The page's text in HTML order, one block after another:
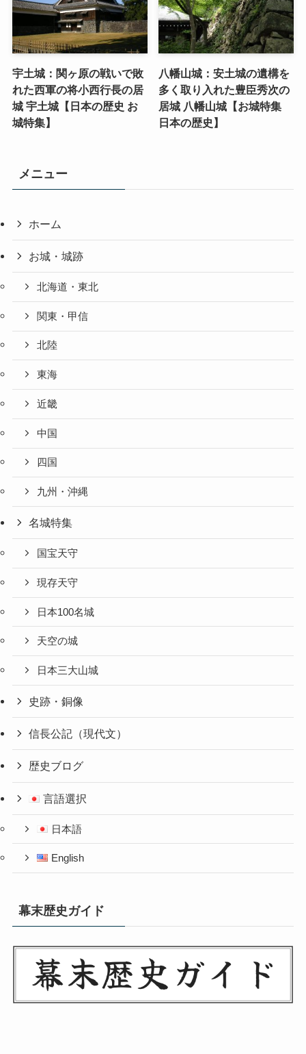
宇土城：関ヶ原の戦いで敗
れた西軍の将小西行長の居
城 宇土城【日本の歴史 お
城特集】
八幡山城：安土城の遺構を
多く取り入れた豊臣秀次の
居城 八幡山城【お城特集
日本の歴史】
メニュー
ホーム
お城・城跡
北海道・東北
関東・甲信
北陸
東海
近畿
中国
四国
九州・沖縄
名城特集
国宝天守
現存天守
日本100名城
天空の城
日本三大山城
史跡・銅像
信長公記（現代文）
歴史ブログ
言語選択
日本語
English
幕末歴史ガイド